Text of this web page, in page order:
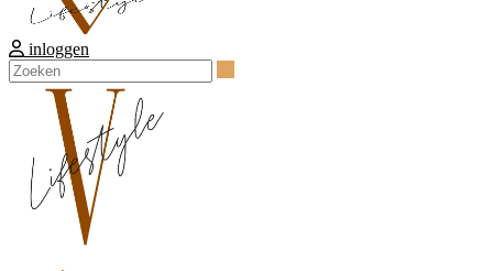
inloggen